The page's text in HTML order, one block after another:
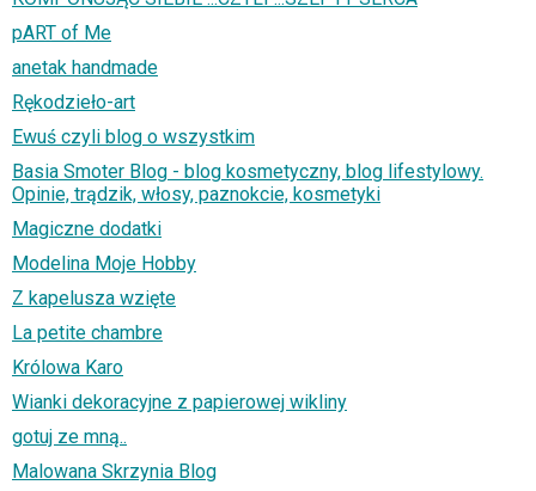
pART of Me
anetak handmade
Rękodzieło-art
Ewuś czyli blog o wszystkim
Basia Smoter Blog - blog kosmetyczny, blog lifestylowy.
Opinie, trądzik, włosy, paznokcie, kosmetyki
Magiczne dodatki
Modelina Moje Hobby
Z kapelusza wzięte
La petite chambre
Królowa Karo
Wianki dekoracyjne z papierowej wikliny
gotuj ze mną..
Malowana Skrzynia Blog